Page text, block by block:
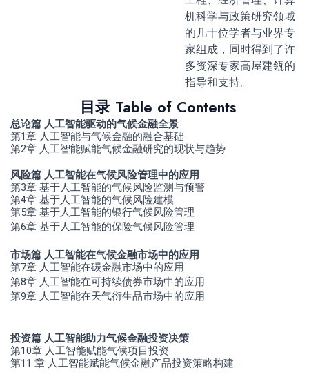
机科学与政策研究领域
的几十位学者与业界专
家组成，同时得到了许
多资深专家高屋建瓴的
指导和支持。
目录 Table of Contents
总论篇 人工智能驱动的气候金融全景
第1章 人工智能与气候金融的融合基础
第2章 人工智能赋能气候金融研究的现状与趋势
风险篇 人工智能在气候风险管理中的应用
第3章 基于人工智能的气候风险监测与预警
第4章 基于人工智能的气候风险建模
第5章 基于人工智能的银行气候风险管理
第6章 基于人工智能的保险气候风险管理
市场篇 人工智能在气候金融市场中的应用
第7章 人工智能在碳金融市场中的应用
第8章 人工智能在可持续债券市场中的应用
第9章 人工智能在天气衍生品市场中的应用
投资篇 人工智能助力气候金融投资决策
第10章 人工智能赋能气候项目投资
第11 章 人工智能赋能气候金融产品投资策略构建